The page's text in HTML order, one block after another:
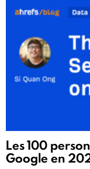
Les 100
Google en